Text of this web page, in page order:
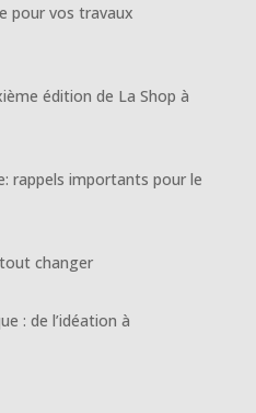
pour vos travaux
édition de La Shop à
rappels importants pour le
changer
: de l’idéation à